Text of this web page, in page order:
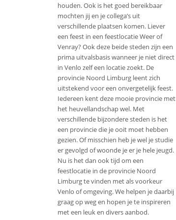
houden. Ook is het goed bereikbaar
mochten jij en je collega’s uit
verschillende plaatsen komen. Liever
een feest in een feestlocatie Weer of
Venray? Ook deze beide steden zijn een
prima uitvalsbasis wanneer je niet direct
in Venlo zelf een locatie zoekt. De
provincie Noord Limburg leent zich
uitstekend voor een onvergetelijk feest.
Iedereen kent deze mooie provincie met
het heuvellandschap wel. Met
verschillende bijzondere steden is het
een provincie die je ooit moet hebben
gezien. Of misschien heb je wel je studie
er gevolgd of woonde je er je hele jeugd.
Nu is het dan ook tijd om een
feestlocatie in de provincie Noord
Limburg te vinden met als voorkeur
Venlo of omgeving. We helpen je daarbij
graag op weg en hopen je te inspireren
met een leuk en divers aanbod.